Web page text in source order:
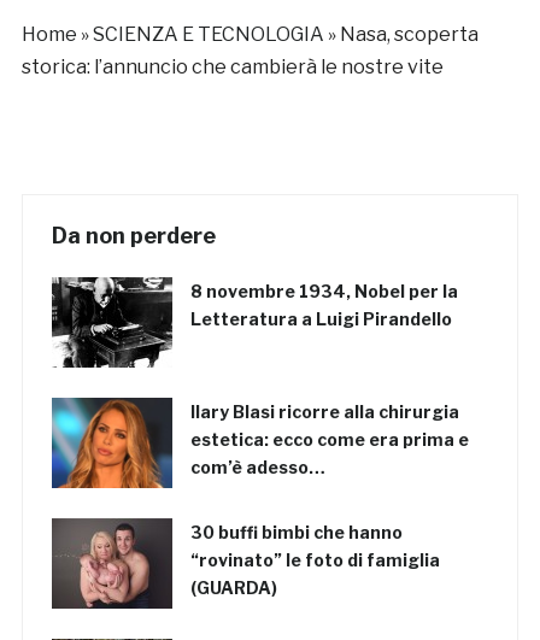
Home »SCIENZA E TECNOLOGIA » Nasa, scoperta
storica: l’annuncio che cambierà le nostre vite
Da non perdere
8 novembre 1934, Nobel per la
Letteratura a Luigi Pirandello
Ilary Blasi ricorre alla chirurgia
estetica: ecco come era prima e
com’è adesso…
30 buffi bimbi che hanno
“rovinato” le foto di famiglia
(GUARDA)